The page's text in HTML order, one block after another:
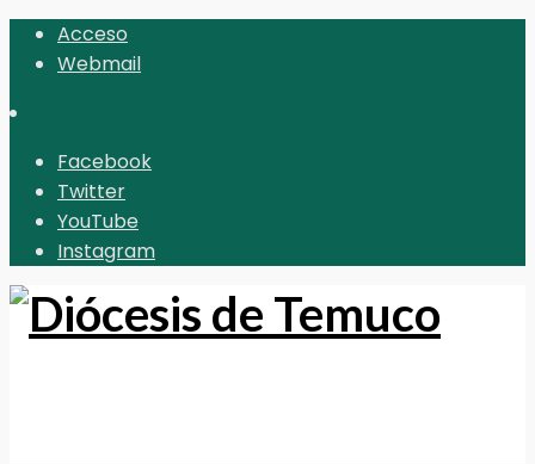
Acceso
Webmail
Facebook
Twitter
YouTube
Instagram